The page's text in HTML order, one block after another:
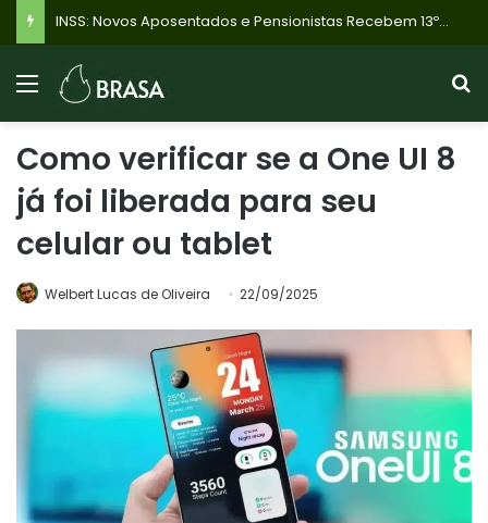
INSS: Novos Aposentados e Pensionistas Recebem 13º Salário Proporcional em Novembro de 2026; Veja o Calendário!
Como verificar se a One UI 8
já foi liberada para seu
celular ou tablet
Welbert Lucas de Oliveira 22/09/2025